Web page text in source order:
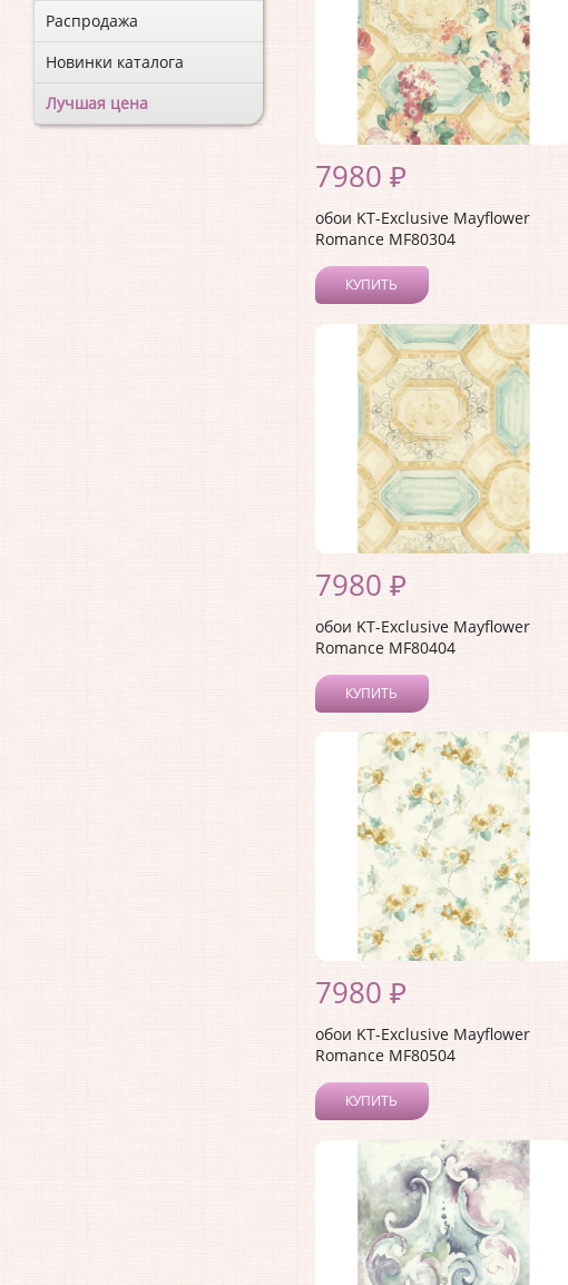
Распродажа
Новинки каталога
Лучшая цена
7980 ₽
обои KT-Exclusive Mayflower
Romance MF80304
КУПИТЬ
7980 ₽
обои KT-Exclusive Mayflower
Romance MF80404
КУПИТЬ
7980 ₽
обои KT-Exclusive Mayflower
Romance MF80504
КУПИТЬ